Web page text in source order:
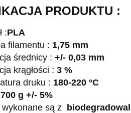
PRODUKTU :
:PLA
filamentu : 1,75 mm
średnicy : +/- 0,03 mm
krągłości : 3 %
druku : 180-220 °C
700 g +/- 5%
wykonane są z